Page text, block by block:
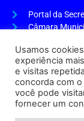
Portal da
Câmara
ENDEREÇO E
Endereço:Praça
Atendimento do
Horário de
Usamos
experiência
e visitas
concorda com
você pode
fornecer um